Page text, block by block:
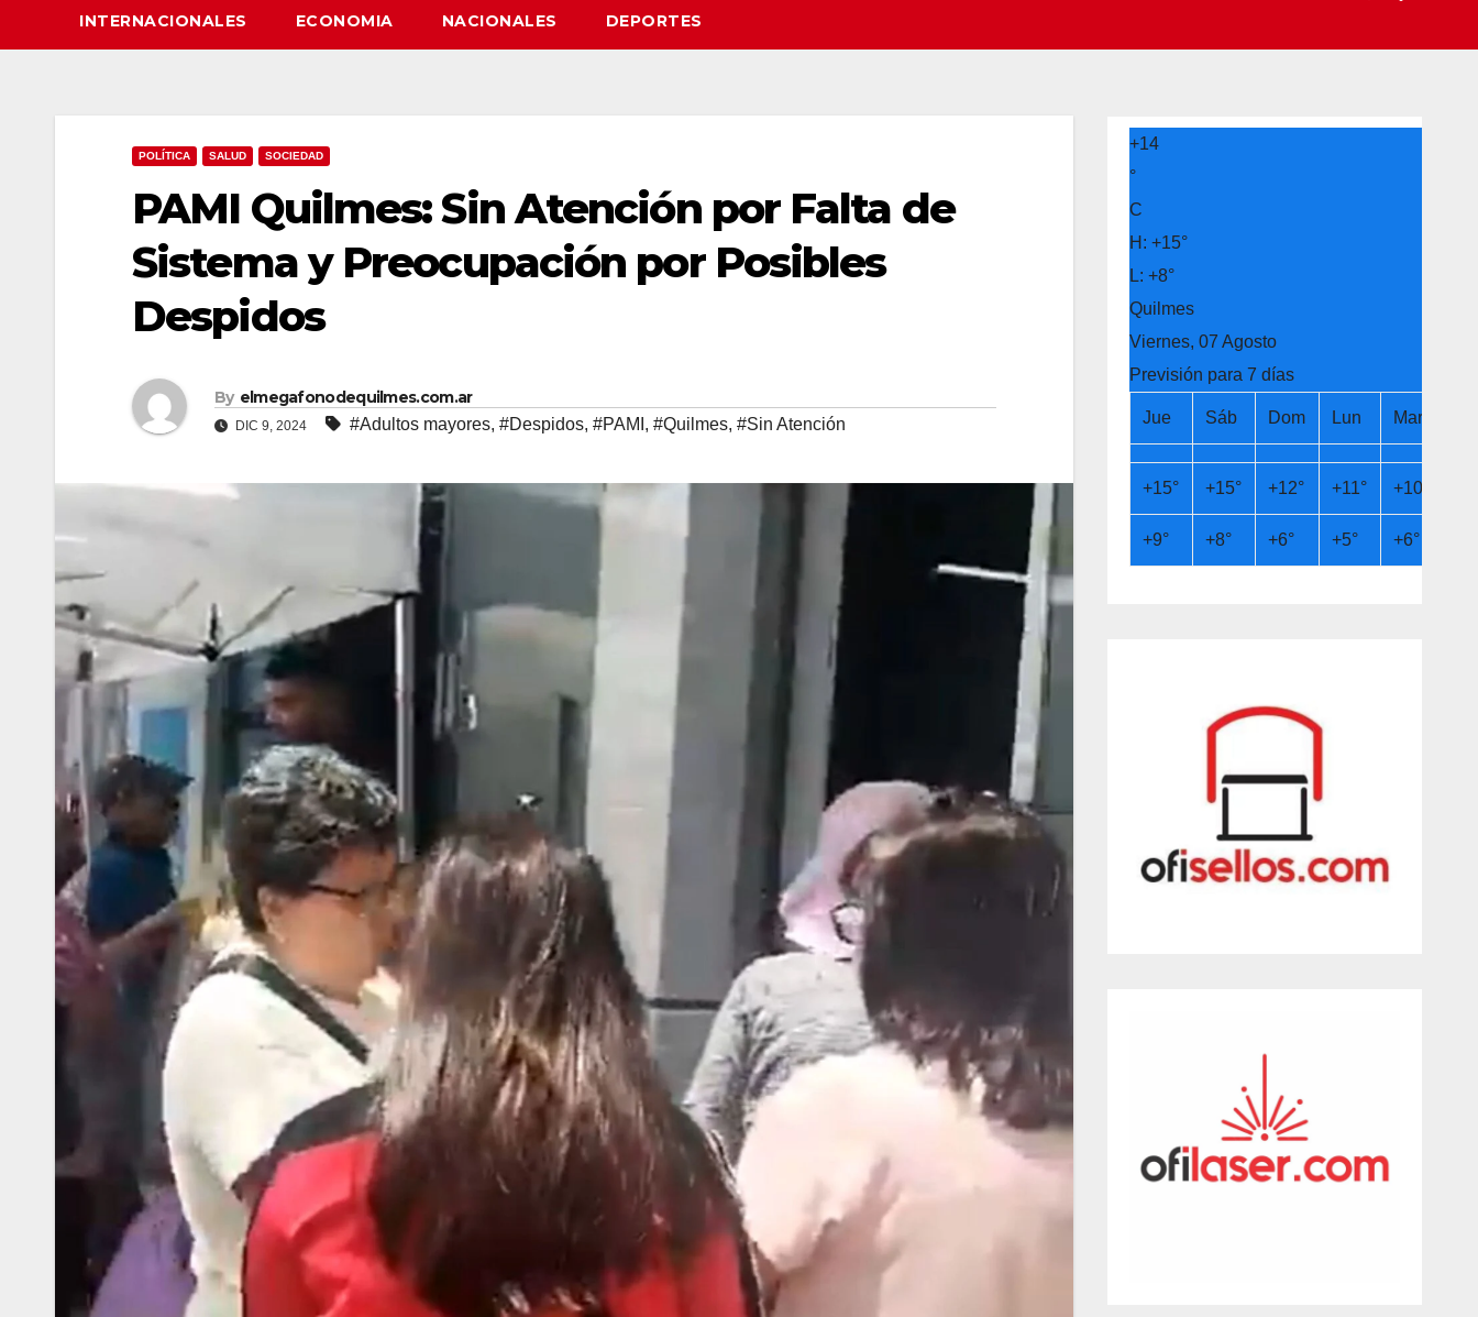
INTERNACIONALES ECONOMIA NACIONALES DEPORTES
POLÍTICA SALUD SOCIEDAD
PAMI Quilmes: Sin Atención por Falta de
Sistema y Preocupación por Posibles
Despidos
By elmegafonodequilmes.com.ar
DIC 9, 2024 #Adultos mayores, #Despidos, #PAMI , #Quilmes, #Sin Atención
+14
°
C
H: +15°
L: +8°
Quilmes
Viernes, 07 Agosto
Previsión para 7 días
Jue Sáb Dom Lun Mar
+15° +15° +12° +11° +10°
+9° +8° +6° +5° +6°